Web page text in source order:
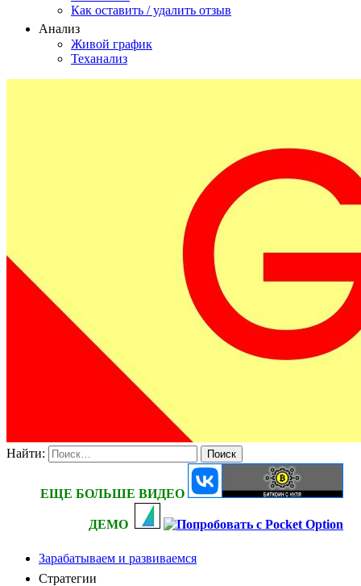
Как оставить / удалить отзыв
Анализ
Живой график
Теханализ
Найти:
ЕЩЕ БОЛЬШЕ ВИДЕО
ДЕМО
Зарабатываем и развиваемся
Стратегии